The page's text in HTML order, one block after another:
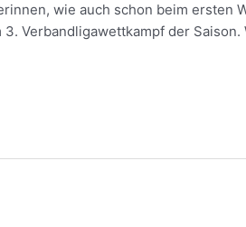
wie auch schon beim ersten
Verbandligawettkampf der